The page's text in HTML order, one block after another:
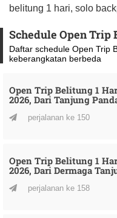
belitung 1 hari, solo
Schedule Open
Daftar schedule Open Trip
keberangkatan berbeda
Open Trip Belitung 1
2026, Dari Tanjung
perjalanan ke 150
Open Trip Belitung 1
2026, Dari Dermaga
perjalanan ke 158